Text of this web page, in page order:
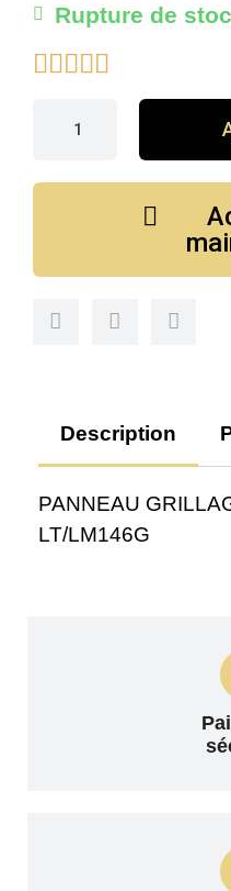
Rupture de

Description
PANNEAU
LT/LM146G